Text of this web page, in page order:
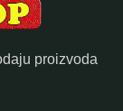
proizvoda